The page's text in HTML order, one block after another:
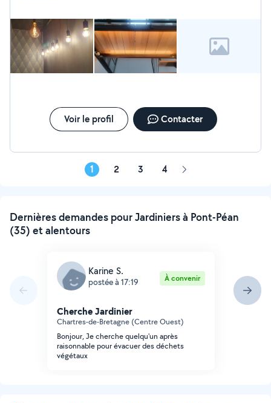
Voir le profil Contacter
1 2 3 4 Page
Dernières demandes pour Jardiniers à Pont-Péan
(35) et alentours
Karine S.
postée à 17:19 À convenir
Cherche Jardinier
Chartres-de-Bretagne (Centre Ouest)
Bonjour, Je cherche quelqu'un après
raisonnable pour évacuer des déchets
végétaux